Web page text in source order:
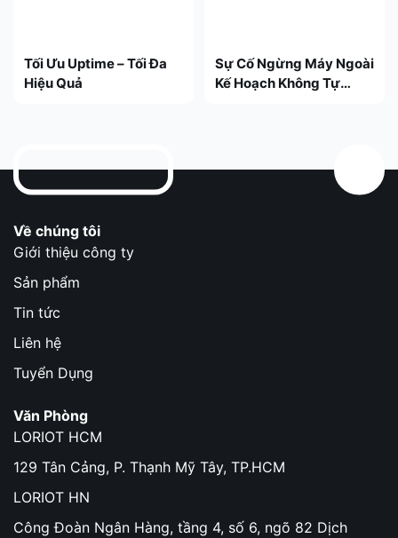
Tối Ưu Uptime – Tối Đa
Hiệu Quả
Sự Cố Ngừng Máy Ngoài
Kế Hoạch Không Tự
Về chúng tôi
Giới thiệu công ty
Sản phẩm
Tin tức
Liên hệ
Tuyển Dụng
Văn Phòng
LORIOT HCM
129 Tân Cảng, P. Thạnh Mỹ Tây, TP.HCM
LORIOT HN
Công Đoàn Ngân Hàng, tầng 4, số 6, ngõ 82 Dịch